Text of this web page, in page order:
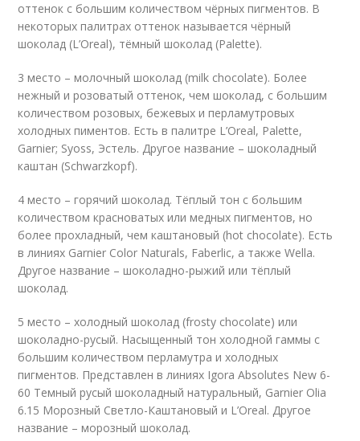
оттенок с большим количеством чёрных пигментов. В
некоторых палитрах оттенок называется чёрный
шоколад (L’Oreal), тёмный шоколад (Palette).
3 место – молочный шоколад (milk chocolate). Более
нежный и розоватый оттенок, чем шоколад, с большим
количеством розовых, бежевых и перламутровых
холодных пиментов. Есть в палитре L’Oreal, Palette,
Garnier; Syoss, Эстель. Другое название – шоколадный
каштан (Schwarzkopf).
4 место – горячий шоколад. Тёплый тон с большим
количеством красноватых или медных пигментов, но
более прохладный, чем каштановый (hot chocolate). Есть
в линиях Garnier Color Naturals, Faberlic, а также Wella.
Другое название – шоколадно-рыжий или тёплый
шоколад.
5 место – холодный шоколад (frosty chocolate) или
шоколадно-русый. Насыщенный тон холодной гаммы с
большим количеством перламутра и холодных
пигментов. Представлен в линиях Igora Absolutes New 6-
60 Темный русый шоколадный натуральный, Garnier Olia
6.15 Морозный Светло-Каштановый и L’Oreal. Другое
название – морозный шоколад.